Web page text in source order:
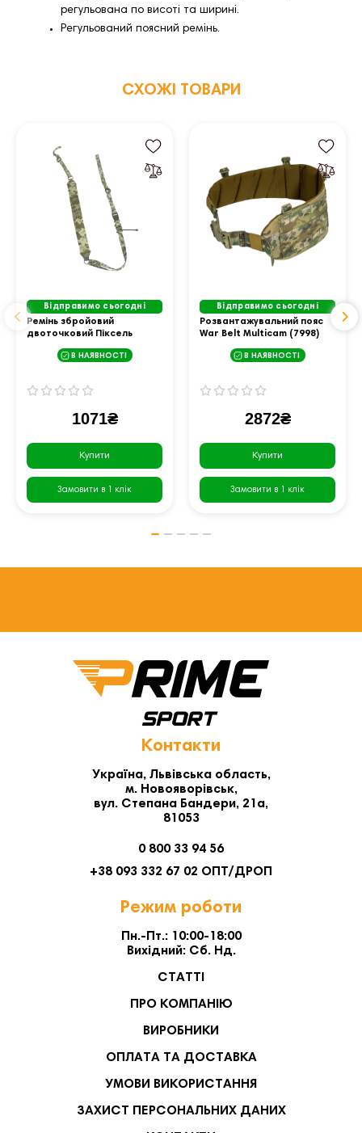
регульована по висоті та ширині.
Регульований поясний ремінь.
СХОЖІ ТОВАРИ
Відправимо сьогодні
Ремінь збройовий
двоточковий Піксель
В НАЯВНОСТІ
1071₴
Купити
Замовити в 1 клік
Відправимо сьогодні
Розвантажувальний пояс
War Belt Multicam (7998)
В НАЯВНОСТІ
2872₴
Купити
Замовити в 1 клік
Контакти
Україна, Львівська область,
м. Новояворівськ,
вул. Степана Бандери, 21а,
81053
0 800 33 94 56
+38 093 332 67 02 ОПТ/ДРОП
Режим роботи
Пн.-Пт.: 10:00-18:00
Вихідний: Сб. Нд.
СТАТТІ
ПРО КОМПАНІЮ
ВИРОБНИКИ
ОПЛАТА ТА ДОСТАВКА
УМОВИ ВИКОРИСТАННЯ
ЗАХИСТ ПЕРСОНАЛЬНИХ ДАНИХ